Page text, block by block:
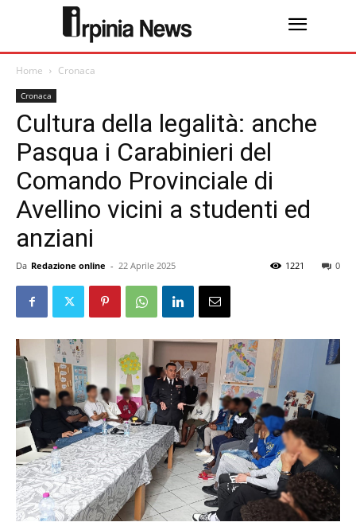
Home Cronaca
Cronaca
Cultura della legalità: anche
Pasqua i Carabinieri del
Comando Provinciale di
Avellino vicini a studenti ed
anziani
Da Redazione online - 22 Aprile 2025 0
1221